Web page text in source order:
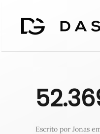
Escrito por Jonas